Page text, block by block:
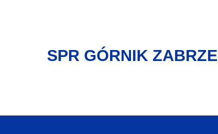
SPR GÓRNIK ZABRZE